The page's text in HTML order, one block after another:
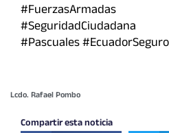
#FuerzasArmadas
#SeguridadCiudadana
#Pascuales
Lcdo. Rafael Pombo
Compartir esta noticia